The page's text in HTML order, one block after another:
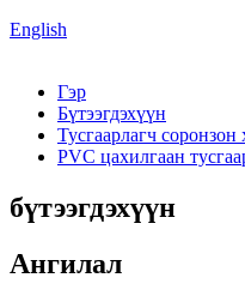
English
Гэр
Бүтээгдэхүүн
Тусгаарлагч
PVC цахилгаан
бүтээгдэхүүн
Ангилал